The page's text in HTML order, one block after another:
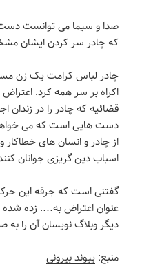
صدا و سیما می توانست دست
که چادر سر کردن ایشان
چادر لباس کرامت یک زن
اکراه بر سر همه کرد.
قضائیه که چادر را در زندان
دست هایی است که می
از چادر و انسان های خطاکار
اسباب دین گریزی جوانان
گفتنی است که جرقه این
عنوان اعتراض به…. زده
دیگر وبلاگ نویسان آن را
منبع:پیوند بیرونی